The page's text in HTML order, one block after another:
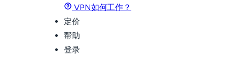
VPN如何工作？
定价
帮助
登录